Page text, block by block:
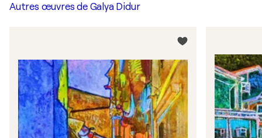
Autres œuvres de Galya Didur